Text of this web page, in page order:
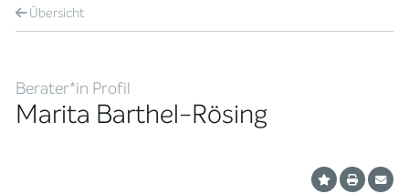
Übersicht
Berater*in Profil
Marita Barthel-Rösing